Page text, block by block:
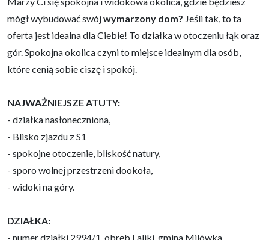
mógł wybudować swójwymarzony dom? Jeśli tak, to ta
oferta jest idealna dla Ciebie! To działka w otoczeniu łąk oraz
gór. Spokojna okolica czyni to miejsce idealnym dla osób,
które cenią sobie ciszę i spokój.
NAJWAŻNIEJSZE ATUTY:
- działka nasłoneczniona,
- Blisko zjazdu z S1
- spokojne otoczenie, bliskość natury,
- sporo wolnej przestrzeni dookoła,
- widoki na góry.
DZIAŁKA:
- numer działki 2994/1, obręb Laliki, gmina Milówka,